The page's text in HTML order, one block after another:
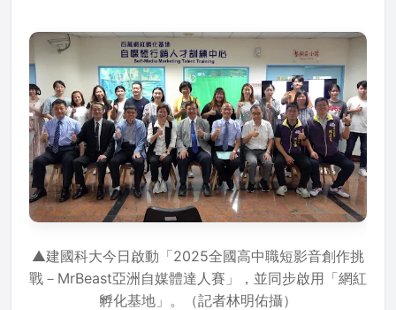
▲建國科大今日啟動「2025全國高中職短影音創作挑
戰－MrBeast亞洲自媒體達人賽」，並同步啟用「網紅
孵化基地」。（記者林明佑攝）